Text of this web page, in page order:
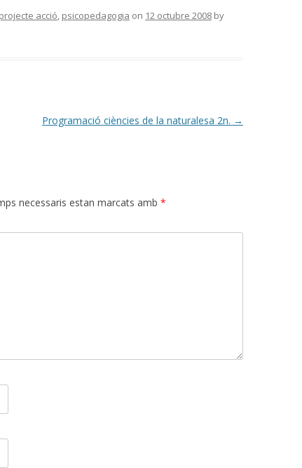
projecte acció, psicopedagogia on 12 octubre 2008 by
Programació ciències de la naturalesa 2n. →
necessaris estan marcats amb *